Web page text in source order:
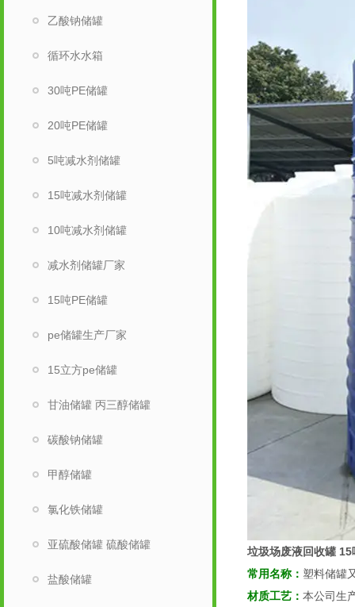
乙酸钠储罐
循环水水箱
30吨PE储罐
20吨PE储罐
5吨减水剂储罐
15吨减水剂储罐
10吨减水剂储罐
减水剂储罐厂家
15吨PE储罐
pe储罐生产厂家
15立方pe储罐
甘油储罐 丙三醇储罐
碳酸钠储罐
甲醇储罐
氯化铁储罐
亚硫酸储罐 硫酸储罐
盐酸储罐
垃圾场废液回收罐 15
常用名称： 塑料储罐
材质工艺： 本公司生